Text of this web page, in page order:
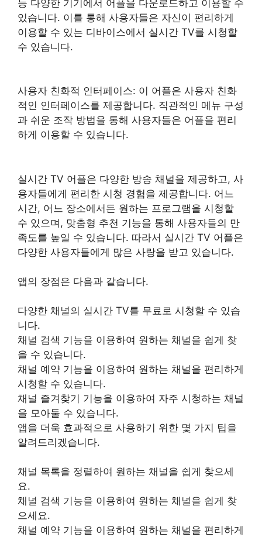
등 다양한 기기에서 어플을 다운로드하고 이용할 수
있습니다. 이를 통해 사용자들은 자신이 편리하게
이용할 수 있는 디바이스에서 실시간 TV를 시청할
수 있습니다.
사용자 친화적 인터페이스: 이 어플은 사용자 친화
적인 인터페이스를 제공합니다. 직관적인 메뉴 구성
과 쉬운 조작 방법을 통해 사용자들은 어플을 편리
하게 이용할 수 있습니다.
실시간 TV 어플은 다양한 방송 채널을 제공하고, 사
용자들에게 편리한 시청 경험을 제공합니다. 어느
시간, 어느 장소에서든 원하는 프로그램을 시청할
수 있으며, 맞춤형 추천 기능을 통해 사용자들의 만
족도를 높일 수 있습니다. 따라서 실시간 TV 어플은
다양한 사용자들에게 많은 사랑을 받고 있습니다.
앱의 장점은 다음과 같습니다.
다양한 채널의 실시간 TV를 무료로 시청할 수 있습
니다.
채널 검색 기능을 이용하여 원하는 채널을 쉽게 찾
을 수 있습니다.
채널 예약 기능을 이용하여 원하는 채널을 편리하게
시청할 수 있습니다.
채널 즐겨찾기 기능을 이용하여 자주 시청하는 채널
을 모아둘 수 있습니다.
앱을 더욱 효과적으로 사용하기 위한 몇 가지 팁을
알려드리겠습니다.
채널 목록을 정렬하여 원하는 채널을 쉽게 찾으세
요.
채널 검색 기능을 이용하여 원하는 채널을 쉽게 찾
으세요.
채널 예약 기능을 이용하여 원하는 채널을 편리하게